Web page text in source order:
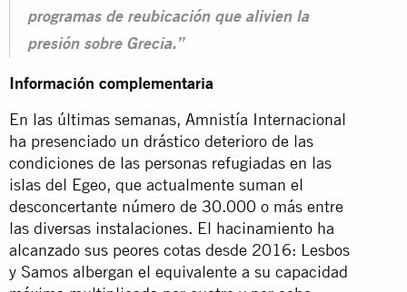
programas de reubicación que alivien la
presión sobre Grecia.”
Información complementaria
En las últimas semanas, Amnistía Internacional
ha presenciado un drástico deterioro de las
condiciones de las personas refugiadas en las
islas del Egeo, que actualmente suman el
desconcertante número de 30.000 o más entre
las diversas instalaciones. El hacinamiento ha
alcanzado sus peores cotas desde 2016: Lesbos
y Samos albergan el equivalente a su capacidad